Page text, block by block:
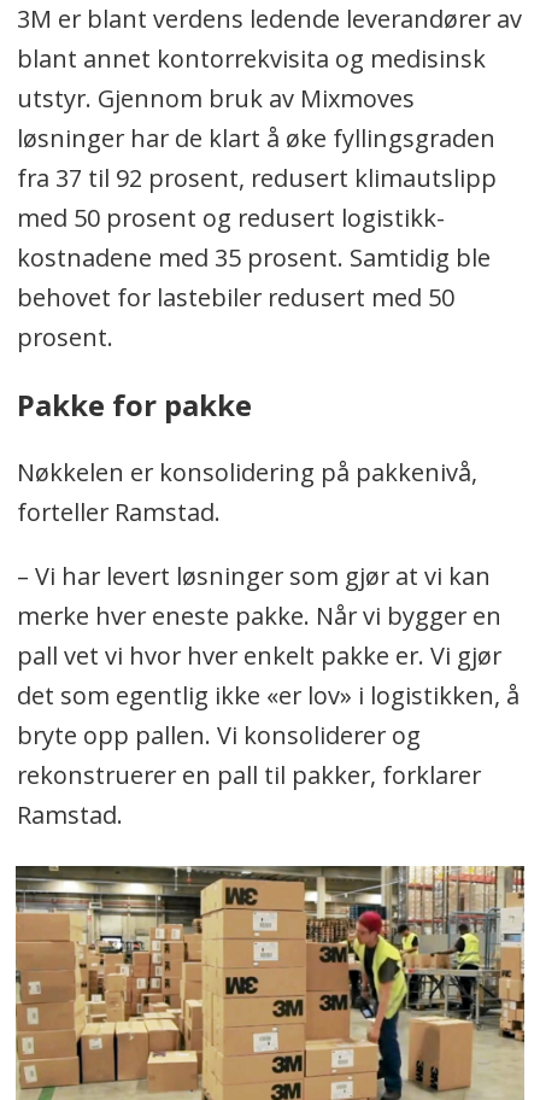
3M er blant verdens ledende leverandører av
blant annet kontorrekvisita og medisinsk
utstyr. Gjennom bruk av Mixmoves
løsninger har de klart å øke fyllingsgraden
fra 37 til 92 prosent, redusert klimautslipp
med 50 prosent og redusert logistikk-
kostnadene med 35 prosent. Samtidig ble
behovet for lastebiler redusert med 50
prosent.
Pakke for pakke
Nøkkelen er konsolidering på pakkenivå,
forteller Ramstad.
– Vi har levert løsninger som gjør at vi kan
merke hver eneste pakke. Når vi bygger en
pall vet vi hvor hver enkelt pakke er. Vi gjør
det som egentlig ikke «er lov» i logistikken, å
bryte opp pallen. Vi konsoliderer og
rekonstruerer en pall til pakker, forklarer
Ramstad.